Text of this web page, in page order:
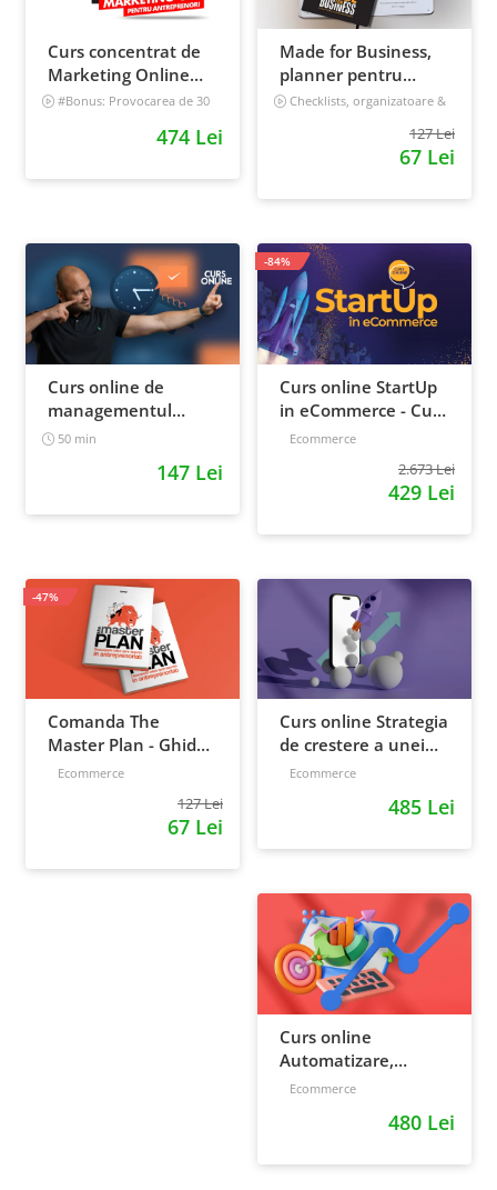
Curs concentrat de
Marketing Online
pentru antreprenori
#Bonus: Provocarea de 30
474 Lei
Made for Business,
planner pentru
afaceri & viata,
Checklists, organizatoare &
127 Lei
67 Lei
Curs online de
managementul
timpului: cum sa
50 min
147 Lei
Curs online StartUp
in eCommerce - Cum
deschizi un magazin
Ecommerce
2.673 Lei
429 Lei
-84%
Comanda The
Master Plan - Ghid
pentru antreprenori,
Ecommerce
127 Lei
67 Lei
-47%
Curs online Strategia
de crestere a unei
afaceri - de la idee, la
Ecommerce
485 Lei
Curs online
Automatizare,
scalare si loializare:
strategia de business
Ecommerce
480 Lei